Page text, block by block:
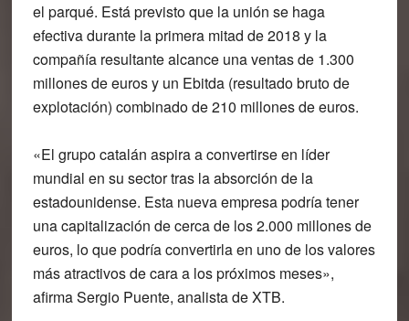
el parqué. Está previsto que la unión se haga
efectiva durante la primera mitad de 2018 y la
compañía resultante alcance una ventas de 1.300
millones de euros y un Ebitda (resultado bruto de
explotación) combinado de 210 millones de euros.
«El grupo catalán aspira a convertirse en líder
mundial en su sector tras la absorción de la
estadounidense. Esta nueva empresa podría tener
una capitalización de cerca de los 2.000 millones de
euros, lo que podría convertirla en uno de los valores
más atractivos de cara a los próximos meses»,
afirma Sergio Puente, analista de XTB.